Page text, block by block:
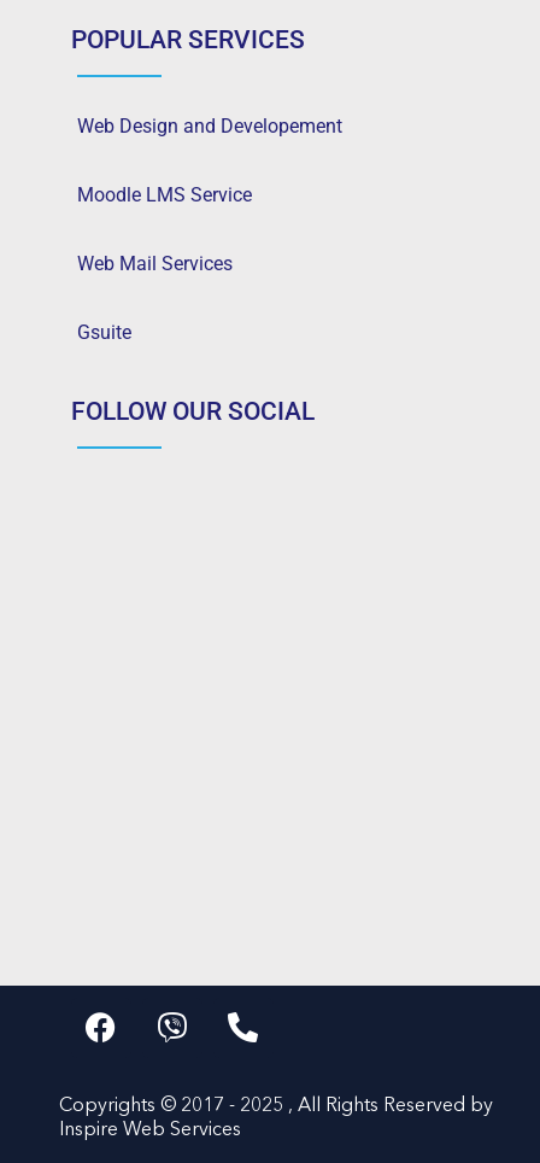
POPULAR SERVICES
Web Design and Developement
Moodle LMS Service
Web Mail Services
Gsuite
FOLLOW OUR SOCIAL
Copyrights © 2017 - 2025 , All Rights Reserved by
Inspire Web Services